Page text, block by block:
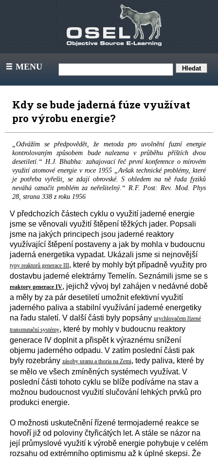
III MENU
Kdy se bude jaderná fúze využívat
pro výrobu energie?
„Odvážím se předpovědět, že metoda pro uvolnění fuzní energie
kontrolovaným způsobem bude nalezena v průběhu příštích dvou
desetiletí.“ H.J. Bhabha: zahajovací řeč první konference o mírovém
využití atomové energie v roce 1955 „Avšak technické problémy, které
je potřeba vyřešit, se zdají obrovské. S ohledem na ně řada fyziků
neváhá označit problém za neřešitelný.“ R.F. Post: Rev. Mod. Phys
28, strana 338 z roku 1956
V předchozích částech cyklu o využití jaderné energie
jsme se věnovali využití štěpení těžkých jader. Popsali
jsme na jakých principech jsou jaderné reaktory
využívající štěpení postaveny a jak by mohla v budoucnu
jaderná energetika vypadat. Ukázali jsme si nejnovější
typy reaktorů generace III, které by mohly být případně využity pro
dostavbu jaderné elektrárny Temelín. Seznámili jsme se s
reaktory generace IV, jejichž vývoj byl zahájen v nedávné době
a měly by za pár desetiletí umožnit efektivní využití
jaderného paliva a stabilní využívání jaderné energetiky
na řadu staletí. V další části byly popsány urychlovačem řízené
transmutační systémy, které by mohly v budoucnu reaktory
generace IV doplnit a přispět k výraznému snížení
objemu jaderného odpadu. V zatím poslední části pak
byly rozebrány zásoby uranu a thoria na Zemi, tedy paliva, které by
se mělo ve všech zmíněných systémech využívat. V
poslední části tohoto cyklu se blíže podíváme na stav a
možnou budoucnost využití slučování lehkých prvků pro
produkci energie.
O možnosti uskutečnění řízené termojaderné reakce se
hovoří již od poloviny čtyřicátých let. A stále se názor na
její průmyslové využití k výrobě energie pohybuje v celém
rozsahu od extrémního optimismu až k úplné skepsi. Že